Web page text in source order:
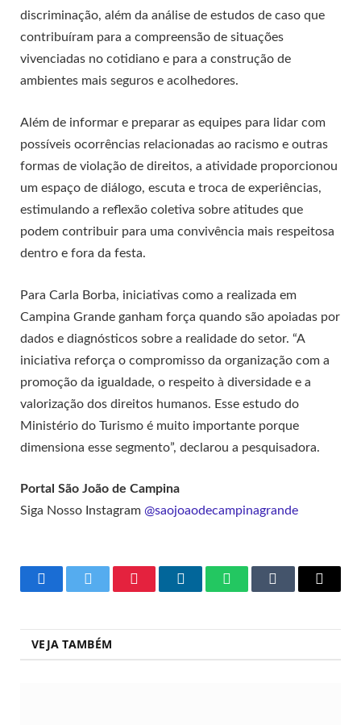
discriminação, além da análise de estudos de caso que
contribuíram para a compreensão de situações
vivenciadas no cotidiano e para a construção de
ambientes mais seguros e acolhedores.
Além de informar e preparar as equipes para lidar com
possíveis ocorrências relacionadas ao racismo e outras
formas de violação de direitos, a atividade proporcionou
um espaço de diálogo, escuta e troca de experiências,
estimulando a reflexão coletiva sobre atitudes que
podem contribuir para uma convivência mais respeitosa
dentro e fora da festa.
Para Carla Borba, iniciativas como a realizada em
Campina Grande ganham força quando são apoiadas por
dados e diagnósticos sobre a realidade do setor. “A
iniciativa reforça o compromisso da organização com a
promoção da igualdade, o respeito à diversidade e a
valorização dos direitos humanos. Esse estudo do
Ministério do Turismo é muito importante porque
dimensiona esse segmento”, declarou a pesquisadora.
Portal São João de Campina
Siga Nosso Instagram @saojoaodecampinagrande
FacebookTwitter PinterestLinkedInWhatsAppTumblr Copy
VEJA TAMBÉM